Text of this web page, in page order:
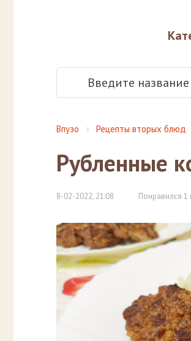
Впузо Рецепты вторых блюд
Рубленные
8-02-2022, 21:08 Понравился 1